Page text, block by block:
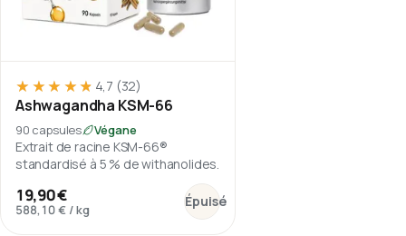
★★★★★
★★★★★ 4,7 (32)
Ashwagandha KSM-66
90 capsules Végane
Extrait de racine KSM-66®
standardisé à 5 % de withanolides.
19,90 €
588,10 € /kg Épuisé
: Ashwagandha KSM-66